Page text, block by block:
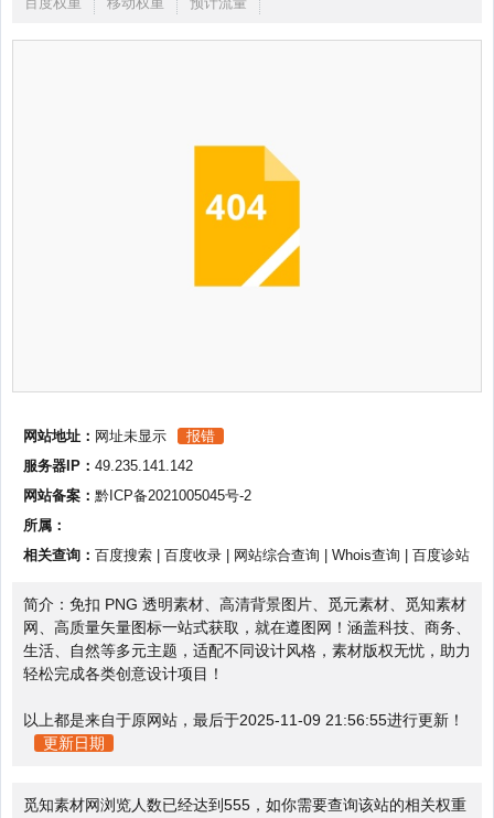
网站地址： 网址未显示
报错
服务器IP： 49.235.141.142
网站备案： 黔ICP备2021005045号-2
所属：
相关查询： 百度搜索 百度收录 网站综合查询 Whois查询 百度诊站
简介：免扣 PNG 透明素材、高清背景图片、觅元素材、觅知素材
网、高质量矢量图标一站式获取，就在遵图网！涵盖科技、商务、
生活、自然等多元主题，适配不同设计风格，素材版权无忧，助力
轻松完成各类创意设计项目！
以上都是来自于原网站，最后于2025-11-09 21:56:55进行更新！
更新日期
觅知素材网浏览人数已经达到555，如你需要查询该站的相关权重